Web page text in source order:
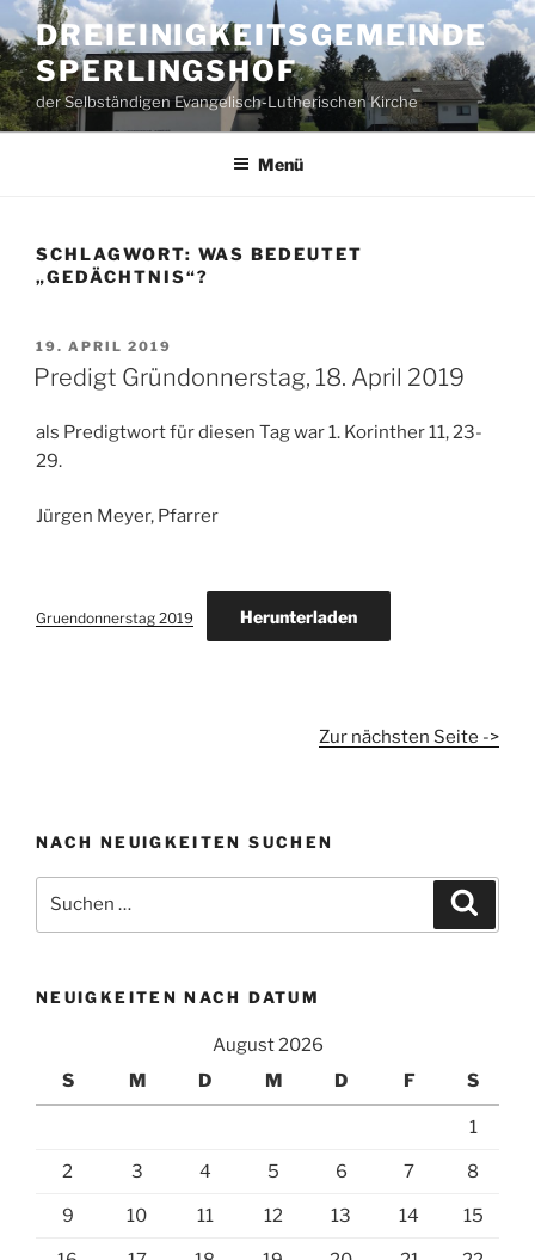
Zum
Inhalt
springen
DREIEINIGKEITSGEMEINDE
SPERLINGSHOF
der Selbständigen Evangelisch-Lutherischen Kirche
Menü
SCHLAGWORT: WAS BEDEUTET
„GEDÄCHTNIS“?
VERÖFFENTLICHT
AM
19. APRIL 2019
Predigt Gründonnerstag, 18. April 2019
als Predigtwort für diesen Tag war 1. Korinther 11, 23-
29.
Jürgen Meyer, Pfarrer
Gruendonnerstag 2019 Herunterladen
Zur nächsten Seite ->
NACH NEUIGKEITEN SUCHEN
nach:
NEUIGKEITEN NACH DATUM
August 2026
S
M D M D F S
1
2 3 4 5 6 7 8
9 10 11 12 13 14 15